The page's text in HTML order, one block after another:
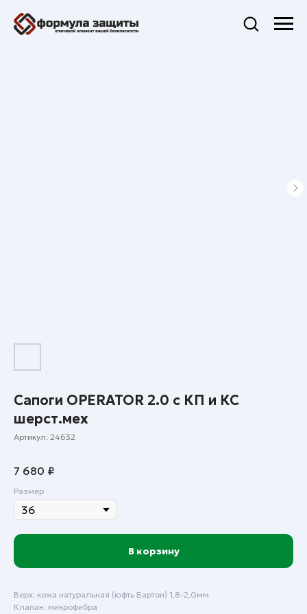
Сапоги OPERATOR 2.0 с КП и КС
шерст.мех
Артикул: 24632
7 680 ₽
Размер
В корзину
Верх: кожа натуральная (юфть Бартон) 1,8-2,0мм
Клапан: микрофибра